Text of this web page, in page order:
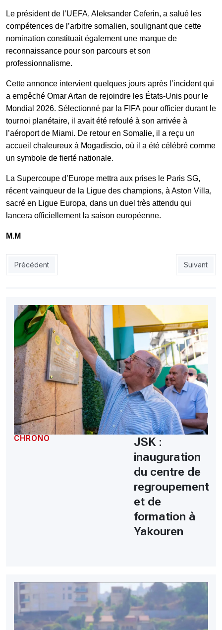
Le président de l’UEFA, Aleksander Ceferin, a salué les
compétences de l’arbitre somalien, soulignant que cette
nomination constituait également une marque de
reconnaissance pour son parcours et son
professionnalisme.
Cette annonce intervient quelques jours après l’incident qui
a empêché Omar Artan de rejoindre les États-Unis pour le
Mondial 2026. Sélectionné par la FIFA pour officier durant le
tournoi planétaire, il avait été refoulé à son arrivée à
l’aéroport de Miami. De retour en Somalie, il a reçu un
accueil chaleureux à Mogadiscio, où il a été célébré comme
un symbole de fierté nationale.
La Supercoupe d’Europe mettra aux prises le Paris SG,
récent vainqueur de la Ligue des champions, à Aston Villa,
sacré en Ligue Europa, dans un duel très attendu qui
lancera officiellement la saison européenne.
M.M
Article précédent : Mondial-2026 - Madjer met en garde les
Précédent Article
Suivant
CHRONO
JSK :
inauguration
du centre de
regroupement
et de
formation à
Yakouren